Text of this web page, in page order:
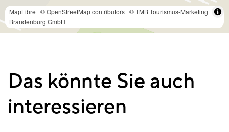
MapLibre | © OpenStreetMap contributors | © TMB Tourismus-Marketing
Brandenburg GmbH
Das könnte Sie auch
interessieren